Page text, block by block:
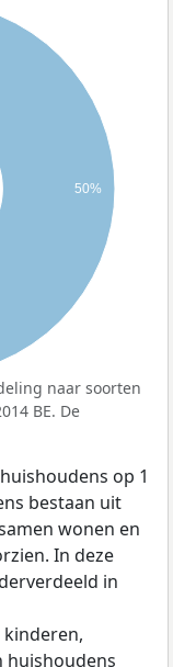
50%
naar soorten
BE. De
op 1
bestaan uit
wonen en
In deze
in
huishoudens